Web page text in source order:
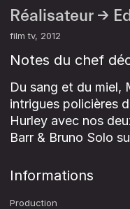
Réalisateur →
film tv 2012
Notes du chef
Du sang et du miel,
intrigues policières
Hurley avec nos
Barr & Bruno Solo
Informations
Production